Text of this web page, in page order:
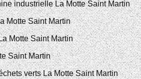
industrielle La Motte Saint Martin
Motte Saint Martin
Motte Saint Martin
Saint Martin
verts La Motte Saint Martin